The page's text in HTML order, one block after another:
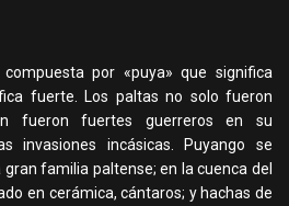
por «puya» que significa
fuerte. Los paltas no solo fueron
fueron fuertes guerreros en su
invasiones incásicas. Puyango se
familia paltense; en la cuenca del
en cerámica, cántaros; y hachas de